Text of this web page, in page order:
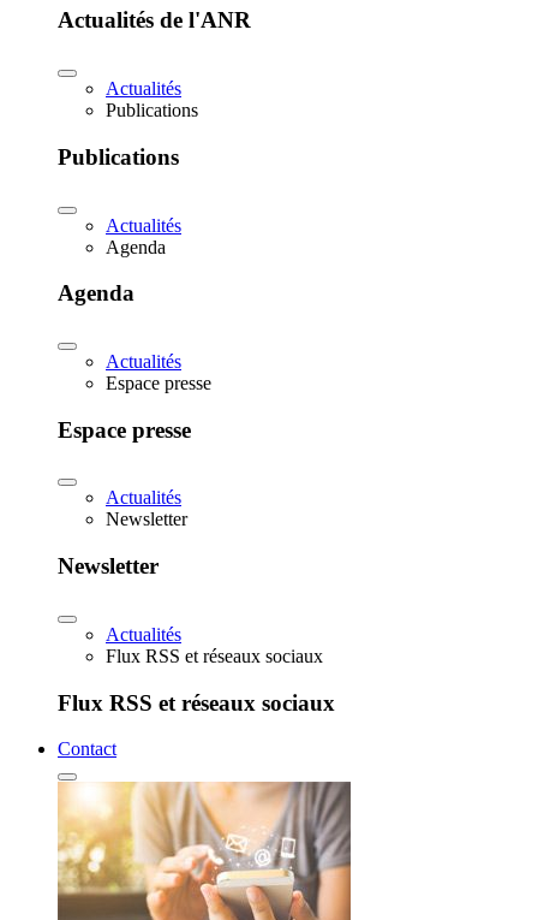
Actualités de l'ANR
Actualités
Publications
Publications
Actualités
Agenda
Agenda
Actualités
Espace presse
Espace presse
Actualités
Newsletter
Newsletter
Actualités
Flux RSS et réseaux sociaux
Flux RSS et réseaux sociaux
Contact